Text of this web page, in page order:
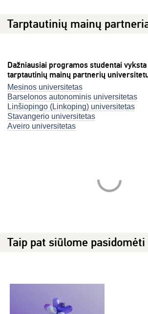
Tarptautinių mainų
Dažniausiai programos studentai
tarptautinių mainų partnerių
Mesinos universitetas
Barselonos autonominis universitetas
Linšiopingo (Linkoping) universitetas
Stavangerio universitetas
Aveiro universitetas
Taip pat siūlome pasidomėti